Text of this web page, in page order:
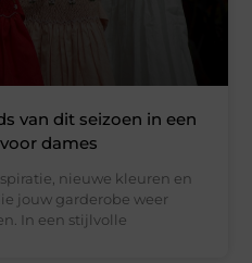
van dit seizoen in een
dames
nieuwe kleuren en
jouw garderobe weer
In een stijlvolle